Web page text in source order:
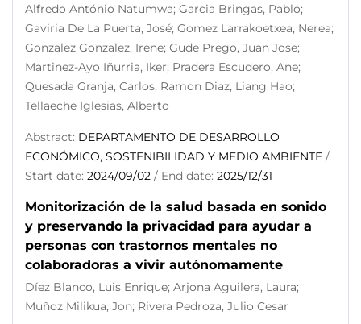
Alfredo António Natumwa; Garcia Bringas, Pablo;
Gaviria De La Puerta, José; Gomez Larrakoetxea, Nerea;
Gonzalez Gonzalez, Irene; Gude Prego, Juan Jose;
Martinez-Ayo Iñurria, Iker; Pradera Escudero, Ane;
Quesada Granja, Carlos; Ramon Diaz, Liang Hao;
Tellaeche Iglesias, Alberto
Abstract: DEPARTAMENTO DE DESARROLLO
ECONÓMICO, SOSTENIBILIDAD Y MEDIO AMBIENTE /
Start date: 2024/09/02 / End date: 2025/12/31
Monitorización de la salud basada en sonido
y preservando la privacidad para ayudar a
personas con trastornos mentales no
colaboradoras a vivir autónomamente
Díez Blanco, Luis Enrique; Arjona Aguilera, Laura;
Muñoz Milikua, Jon; Rivera Pedroza, Julio Cesar